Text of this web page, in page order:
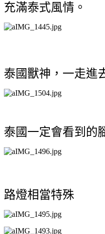
充滿泰式風情。
泰國獸神 ，一走進
泰國一定會看到的
路燈相當特殊